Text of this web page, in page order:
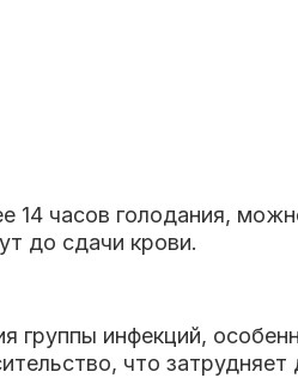
часов голодания,
до сдачи крови.
группы инфекций,
что затрудняет